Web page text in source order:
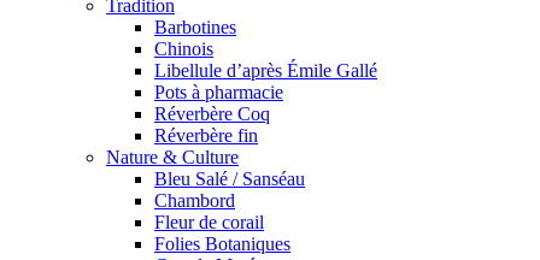
Tradition
Barbotines
Chinois
Libellule d’après Émile Gallé
Pots à pharmacie
Réverbère Coq
Réverbère fin
Nature & Culture
Bleu Salé / Sanséau
Chambord
Fleur de corail
Folies Botaniques